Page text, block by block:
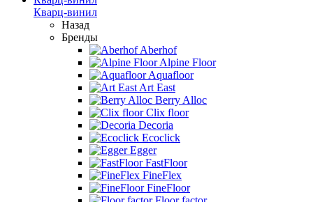
Кварц-винил
Назад
Бренды
Aberhof
Alpine Floor
Aquafloor
Art East
Berry Alloc
Clix floor
Decoria
Ecoclick
Egger
FastFloor
FineFlex
FineFloor